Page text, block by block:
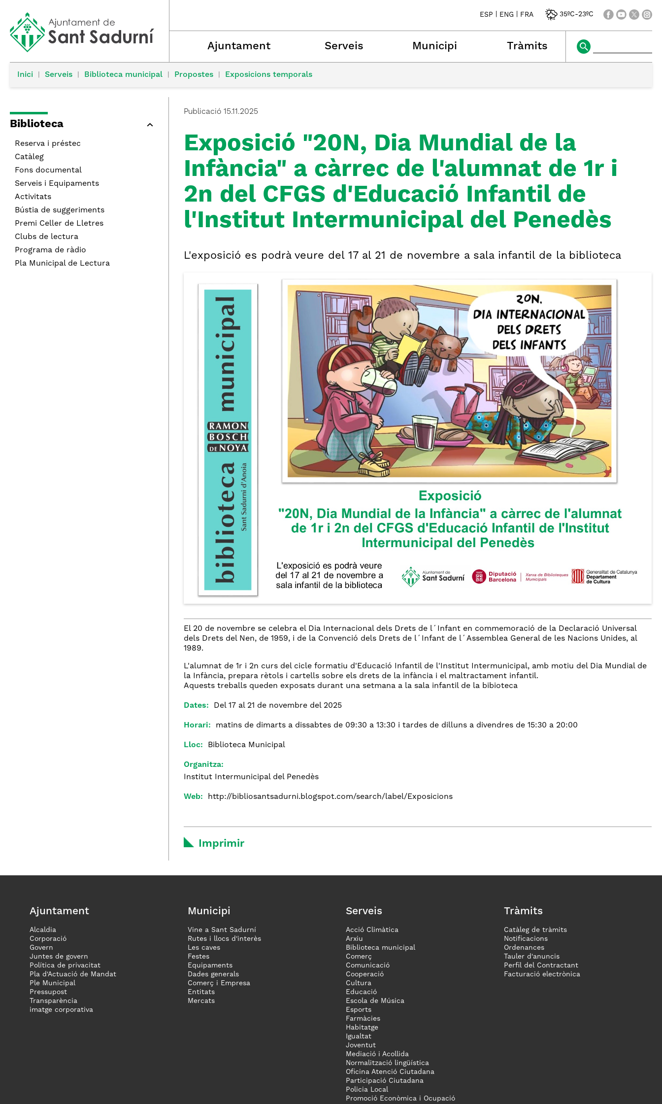
ESP ENG FRA 35ºC-23ºC
Ajuntament Serveis Municipi Tràmits
Inici Serveis Biblioteca municipal Propostes Exposicions temporals
Biblioteca
Reserva i préstec
Catàleg
Fons documental
Serveis i Equipaments
Activitats
Bústia de suggeriments
Premi Celler de Lletres
Clubs de lectura
Programa de ràdio
Pla Municipal de Lectura
Publicació 15.11.2025
Exposició "20N, Dia Mundial de la
Infància" a càrrec de l'alumnat de 1r i
2n del CFGS d'Educació Infantil de
l'Institut Intermunicipal del Penedès
L'exposició es podrà veure del 17 al 21 de novembre a sala infantil de la biblioteca
El 20 de novembre se celebra el Dia Internacional dels Drets de l´Infant en commemoració de la Declaració Universal
dels Drets del Nen, de 1959, i de la Convenció dels Drets de l´Infant de l´Assemblea General de les Nacions Unides, al
1989.
L'alumnat de 1r i 2n curs del cicle formatiu d'Educació Infantil de l'Institut Intermunicipal, amb motiu del Dia Mundial de
la Infància, prepara rètols i cartells sobre els drets de la infància i el maltractament infantil.
Aquests treballs queden exposats durant una setmana a la sala infantil de la bibioteca
Dates: Del 17 al 21 de novembre del 2025
Horari: matins de dimarts a dissabtes de 09:30 a 13:30 i tardes de dilluns a divendres de 15:30 a 20:00
Lloc: Biblioteca Municipal
Organitza:
Institut Intermunicipal del Penedès
Web: http://bibliosantsadurni.blogspot.com/search/label/Exposicions
Imprimir
Ajuntament
Alcaldia
Corporació
Govern
Juntes de govern
Política de privacitat
Pla d'Actuació de Mandat
Ple Municipal
Pressupost
Transparència
imatge corporativa
Municipi
Vine a Sant Sadurní
Rutes i llocs d'interès
Les caves
Festes
Equipaments
Dades generals
Comerç i Empresa
Entitats
Mercats
Serveis
Acció Climàtica
Arxiu
Biblioteca municipal
Comerç
Comunicació
Cooperació
Cultura
Educació
Escola de Música
Esports
Farmàcies
Habitatge
Igualtat
Joventut
Mediació i Acollida
Normalització lingüística
Oficina Atenció Ciutadana
Participació Ciutadana
Policia Local
Promoció Econòmica i Ocupació
Tràmits
Catàleg de tràmits
Notificacions
Ordenances
Tauler d'anuncis
Perfil del Contractant
Facturació electrònica